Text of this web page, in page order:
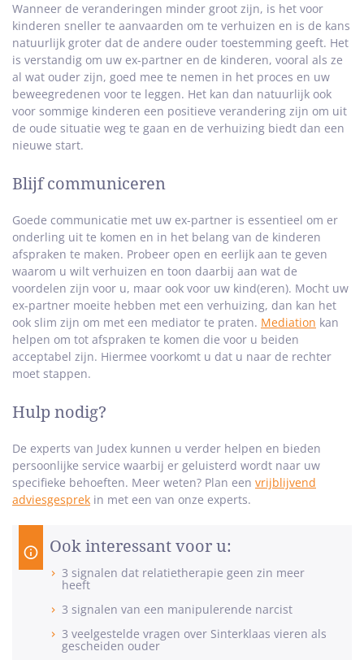
Wanneer de veranderingen minder groot zijn, is het voor
kinderen sneller te aanvaarden om te verhuizen en is de kans
natuurlijk groter dat de andere ouder toestemming geeft. Het
is verstandig om uw ex-partner en de kinderen, vooral als ze
al wat ouder zijn, goed mee te nemen in het proces en uw
beweegredenen voor te leggen. Het kan dan natuurlijk ook
voor sommige kinderen een positieve verandering zijn om uit
de oude situatie weg te gaan en de verhuizing biedt dan een
nieuwe start.
Blijf communiceren
Goede communicatie met uw ex-partner is essentieel om er
onderling uit te komen en in het belang van de kinderen
afspraken te maken. Probeer open en eerlijk aan te geven
waarom u wilt verhuizen en toon daarbij aan wat de
voordelen zijn voor u, maar ook voor uw kind(eren). Mocht uw
ex-partner moeite hebben met een verhuizing, dan kan het
ook slim zijn om met een mediator te praten. Mediation kan
helpen om tot afspraken te komen die voor u beiden
acceptabel zijn. Hiermee voorkomt u dat u naar de rechter
moet stappen.
Hulp nodig?
De experts van Judex kunnen u verder helpen en bieden
persoonlijke service waarbij er geluisterd wordt naar uw
specifieke behoeften. Meer weten? Plan een vrijblijvend
adviesgesprek in met een van onze experts.
Ook interessant voor u:
3 signalen dat relatietherapie geen zin meer
heeft
3 signalen van een manipulerende narcist
3 veelgestelde vragen over Sinterklaas vieren als
gescheiden ouder